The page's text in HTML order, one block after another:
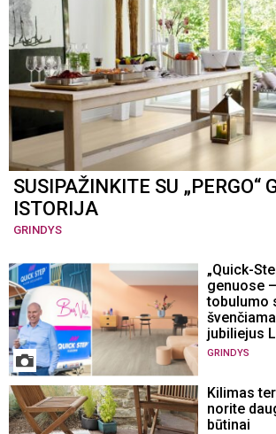
SUSIPAŽINKITE SU „PERGO“
ISTORIJA
GRINDYS
„Quick-
genuose
tobulumo
jubiliejus
GRINDYS
Kilimas
norite
būtinai